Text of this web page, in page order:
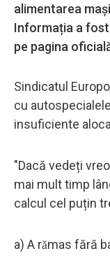
alimentarea
Informația a
pe pagina
Sindicatul
cu
insuficiente
"Dacă vedeți
mai mult timp
calcul cel puțin
a) A rǎmas fără